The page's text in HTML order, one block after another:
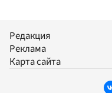
Редакция
Реклама
Карта сайта